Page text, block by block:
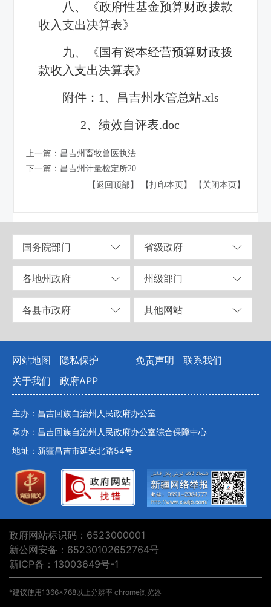
八、《政府性基金预算财政拨款
收入支出决算表》
九、《国有资本经营预算财政拨
款收入支出决算表》
附件：1、 昌吉州水管总站.xls
2、绩效自评表.doc
上一篇： 昌吉州畜牧兽医执法...
下一篇： 昌吉州计量检定所20...
【返回顶部】
【打印本页】 【关闭本页】
国务院部门 省级政府
各地州政府 州级部门
各县市政府 其他网站
网站地图 隐私保护 免责声明
联系我们
关于我们
政府APP
主办：昌吉回族自治州人民政府办公室
承办：昌吉回族自治州人民政府办公室综合保障中心
地址：新疆昌吉市延安北路54号
政府网站标识码：6523000001
新公网安备：65230102652764号
新ICP备：13003649号-1
*建议使用1366×768以上分辨率 chrome浏览器